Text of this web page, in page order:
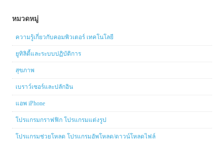
หมวดหมู่
ความรู้เกี่ยวกับคอมพิวเตอร์ เทคโนโลยี
ยูทิลิตี้และระบบปฏิบัติการ
สุขภาพ
เบราว์เซอร์และปลักอิน
แอพ iPhone
โปรแกรมกราฟฟิก โปรแกรมแต่งรูป
โปรแกรมช่วยโหลด โปรแกรมอัพโหลด/ดาวน์โหลดไฟล์